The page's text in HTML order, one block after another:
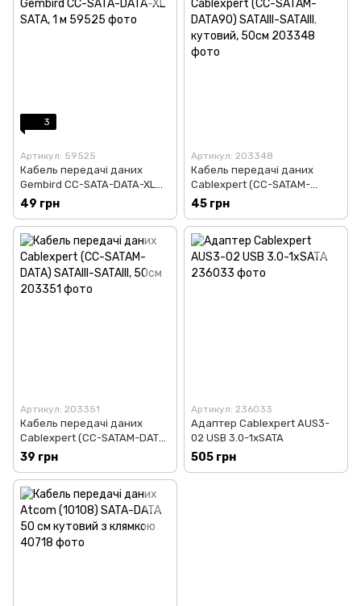
3
Артикул: 59525
Кабель передачі даних
Gembird CC-SATA-DATA-XL
SATA, 1 м
49 грн
Артикул: 203348
Кабель передачі даних
Cablexpert (CC-SATAM-
DATA90) SATAIII-SATAIII,
кутовий, 50см
45 грн
Артикул: 203351
Кабель передачі даних
Cablexpert (CC-SATAM-DATA)
SATAIII-SATAIII, 50см
39 грн
Артикул: 236033
Адаптер Cablexpert AUS3-
02 USB 3.0-1xSATA
505 грн